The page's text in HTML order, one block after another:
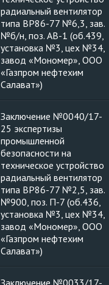
радиальный вентилятор
типа ВР86-77 №6,3, зав.
№б/н, поз. АВ-1 (об.439,
установка №3, цех №34,
завод «Мономер», ООО
«Газпром нефтехим
Салават»)
Заключение №0040/17-
25 экспертизы
промышленной
безопасности на
техническое устройство
радиальный вентилятор
типа ВР86-77 №2,5, зав.
№900, поз. П-7 (об.436,
установка №3, цех №34,
завод «Мономер», ООО
«Газпром нефтехим
Салават»)
Заключение №0033/17-